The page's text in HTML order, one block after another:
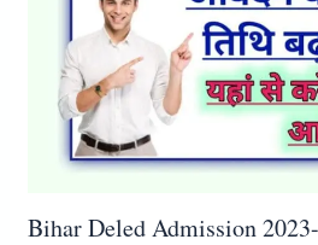
Bihar Deled Admission